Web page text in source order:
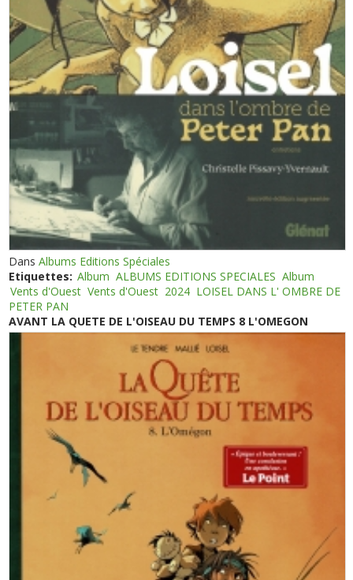
DansAlbums Editions Spéciales
Etiquettes: Album ALBUMS EDITIONS SPECIALES Album
Vents d'Ouest Vents d'Ouest 2024 LOISEL DANS L' OMBRE DE
PETER PAN
AVANT LA QUETE DE L'OISEAU DU TEMPS 8 L'OMEGON